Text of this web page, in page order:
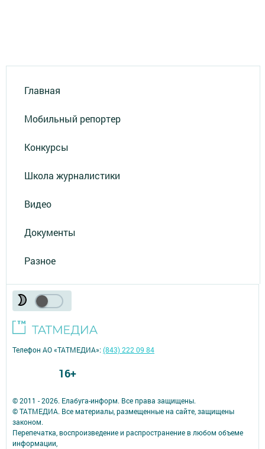
Главная
Мобильный репортер
Конкурсы
Школа журналистики
Видео
Документы
Разное
© 2011 - 2026. Елабуга-информ. Все права защищены.
© ТАТМЕДИА. Все материалы, размещенные на сайте, защищены
законом.
Перепечатка, воспроизведение и распространение в любом объеме
информации,
Телефон АО «ТАТМЕДИА»:(843) 222 09 84
16+